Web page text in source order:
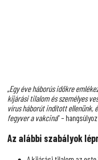
„Egy éve háborús időkre
kijárási tilalom és személyes
vírus háborút indított ellenünk,
fegyver a vakcina” –
Az alábbi szabályok